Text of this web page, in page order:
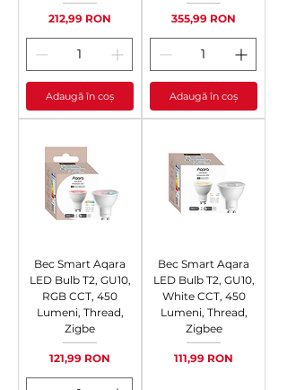
Preț
212,99 RON
Adaugă în coș
Preț
355,99 RON
Adaugă în coș
Bec Smart Aqara
LED Bulb T2, GU10,
RGB CCT, 450
Lumeni, Thread,
Zigbe
Preț
121,99 RON
Bec Smart Aqara
LED Bulb T2, GU10,
White CCT, 450
Lumeni, Thread,
Zigbee
Preț
111,99 RON